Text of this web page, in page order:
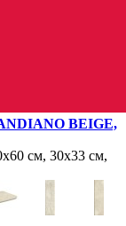
BEIGE,
см, 30х33 см,